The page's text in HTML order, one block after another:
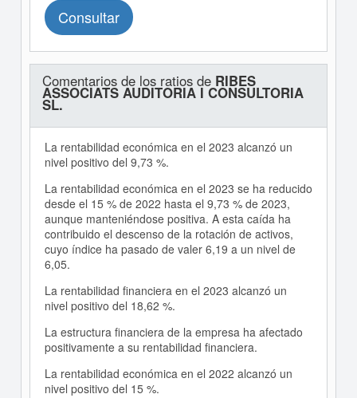
Consultar
Comentarios de los ratios de RIBES
ASSOCIATS AUDITORIA I CONSULTORIA
SL.
La rentabilidad económica en el 2023 alcanzó un
nivel positivo del 9,73 %.
La rentabilidad económica en el 2023 se ha reducido
desde el 15 % de 2022 hasta el 9,73 % de 2023,
aunque manteniéndose positiva. A esta caída ha
contribuido el descenso de la rotación de activos,
cuyo índice ha pasado de valer 6,19 a un nivel de
6,05.
La rentabilidad financiera en el 2023 alcanzó un
nivel positivo del 18,62 %.
La estructura financiera de la empresa ha afectado
positivamente a su rentabilidad financiera.
La rentabilidad económica en el 2022 alcanzó un
nivel positivo del 15 %.